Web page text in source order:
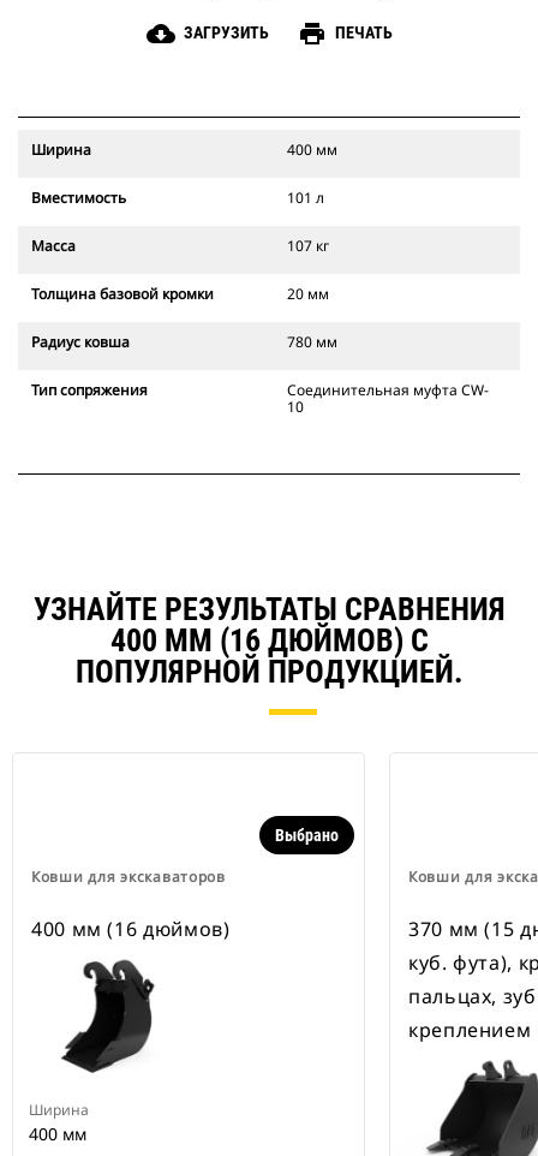
cloud_download ЗАГРУЗИТЬ print ПЕЧАТЬ
Ширина 400 мм
Вместимость 101 л
Масса 107 кг
Толщина базовой кромки 20 мм
Радиус ковша 780 мм
Тип сопряжения
Соединительная муфта CW-
10
УЗНАЙТЕ РЕЗУЛЬТАТЫ СРАВНЕНИЯ
400 ММ (16 ДЮЙМОВ) С
ПОПУЛЯРНОЙ ПРОДУКЦИЕЙ.
Ковши для экскаваторов
Выбрано
400 мм (16 дюймов)
Ширина
400 мм
Ковши для
370 мм (15
куб. фута),
пальцах,
креплением